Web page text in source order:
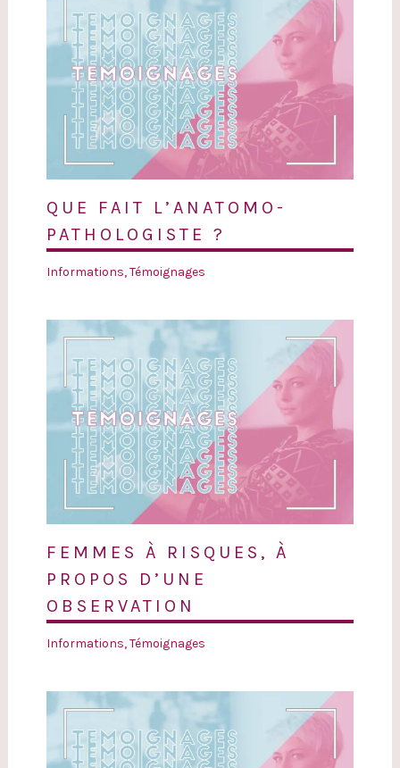
QUE FAIT L’ANATOMO-
PATHOLOGISTE ?
Informations,Témoignages
FEMMES À RISQUES, À
PROPOS D’UNE
OBSERVATION
Informations,Témoignages